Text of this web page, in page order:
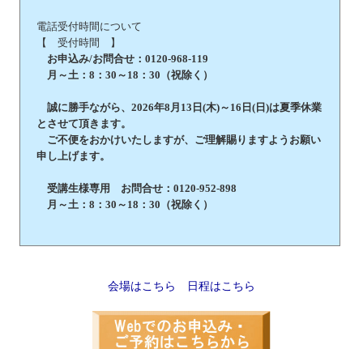
電話受付時間について
【 受付時間 】
お申込み/お問合せ：0120-968-119
月～土：8：30～18：30（祝除く）
誠に勝手ながら、2026年8月13日(木)～16日(日)は夏季休業
とさせて頂きます。
ご不便をおかけいたしますが、ご理解賜りますようお願い
申し上げます。
受講生様専用 お問合せ：0120-952-898
月～土：8：30～18：30（祝除く）
会場はこちら 日程はこちら